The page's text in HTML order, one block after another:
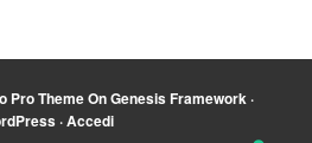
Pro ThemeOnGenesis Framework·
·Accedi